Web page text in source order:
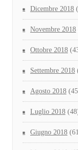
Dicembre 2018
Novembre 2018
Ottobre 2018
Settembre 2018
Agosto 2018
Luglio 2018
Giugno 2018